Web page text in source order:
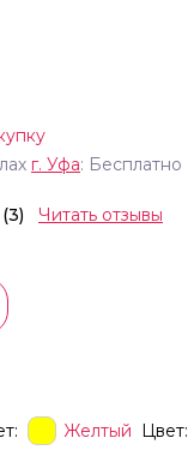
г. Уфа: Бесплатно
Читать отзывы
Желтый Цвет: